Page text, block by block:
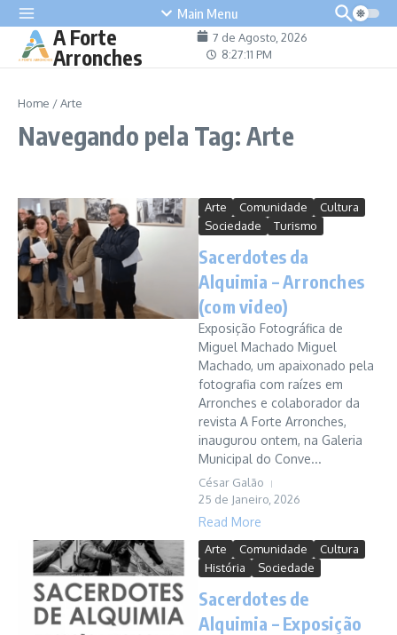
content Main Menu
A Forte
Arronches
7 de Agosto, 2026
8:27:11 PM
Home /Arte
Navegando pela Tag: Arte
Arte Comunidade
Cultura
Sociedade
Turismo
Sacerdotes da
Alquimia – Arronches
(com video)
Exposição Fotográfica de
Miguel Machado Miguel
Machado, um apaixonado pela
fotografia com raízes em
Arronches e colaborador da
revista A Forte Arronches,
inaugurou ontem, na Galeria
Municipal do Conve...
César Galão
25 de Janeiro, 2026
Read More
Arte Comunidade
Cultura
História
Sociedade
Sacerdotes de
Alquimia – Exposição